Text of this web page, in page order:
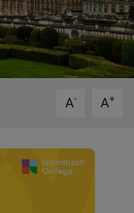
A- A+